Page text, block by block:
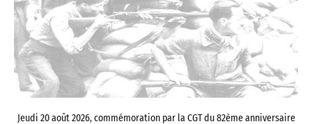
Jeudi 20 août 2026, commémoration par la CGT du 82ème anniversaire